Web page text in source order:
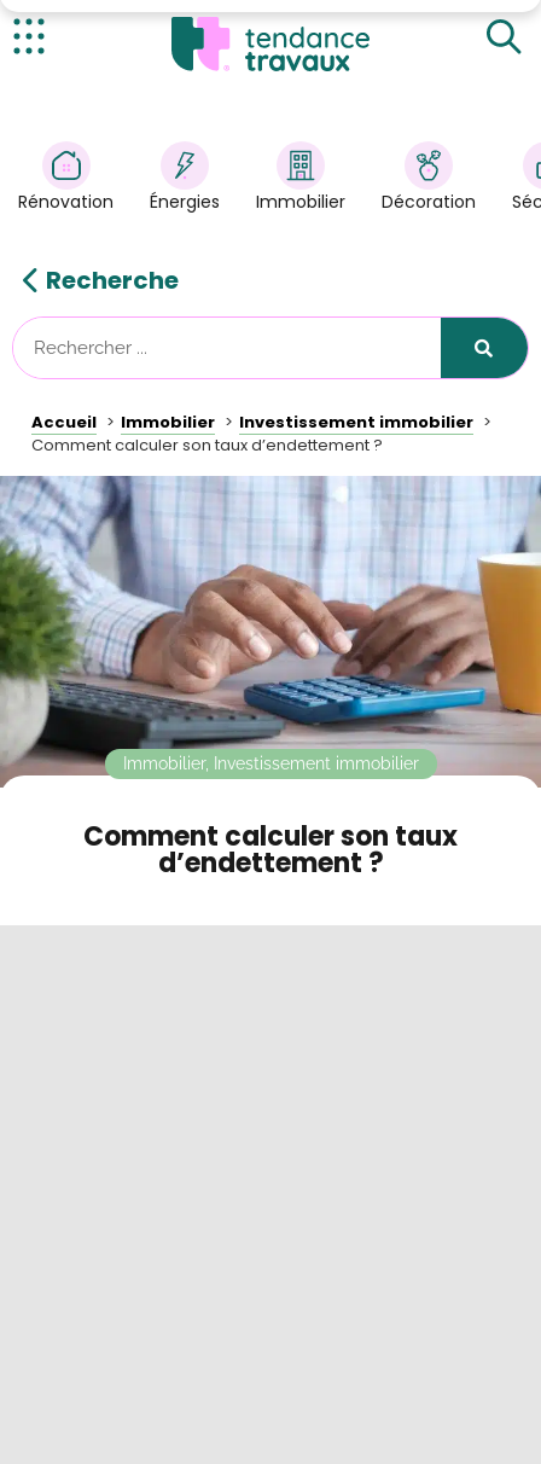
Énergies
Immobilier
Astuces/DIY
Tendance Travaux
Kit partenaire
À propos
Contact
Mode sombre
Rénovation Énergies Immobilier Décoration
Recherche
Accueil Immobilier
Investissement immobilier
Comment calculer son taux d’endettement ?
Pourquoi calculer son taux d’endettement ?
Le calcul du taux d’endettement
Comment calculer son taux
d’endettement ?
Immobilier, Investissement immobilier